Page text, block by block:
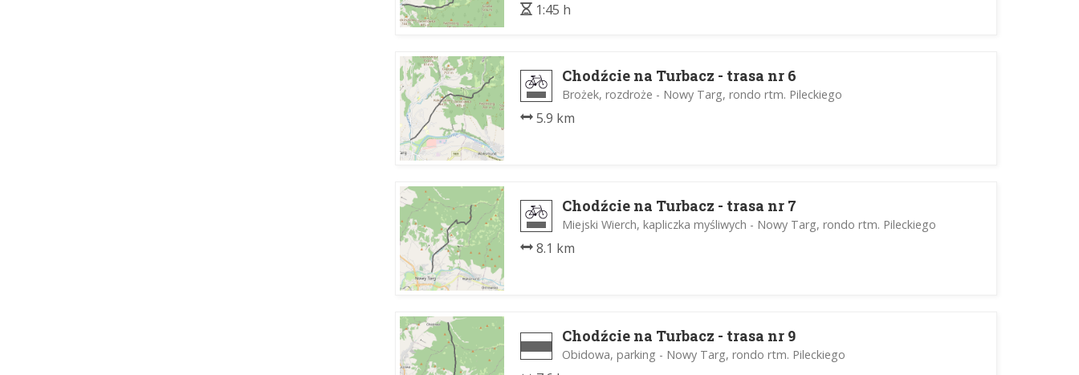
1:45 h
Chodźcie na Turbacz - trasa nr 6
Brożek, rozdroże - Nowy Targ, rondo rtm. Pileckiego
5.9 km
Chodźcie na Turbacz - trasa nr 7
Miejski Wierch, kapliczka myśliwych - Nowy Targ, rondo rtm. Pileckiego
8.1 km
Chodźcie na Turbacz - trasa nr 9
Obidowa, parking - Nowy Targ, rondo rtm. Pileckiego